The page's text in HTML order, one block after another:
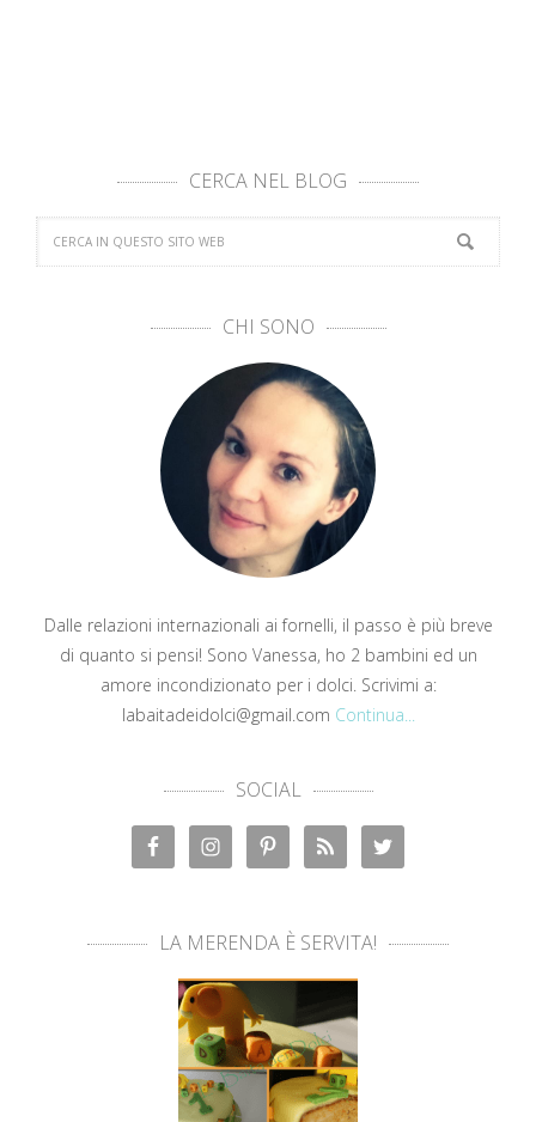
CERCA NEL BLOG
CHI SONO
Dalle relazioni internazionali ai fornelli, il passo è più breve
di quanto si pensi! Sono Vanessa, ho 2 bambini ed un
amore incondizionato per i dolci. Scrivimi a:
labaitadeidolci@gmail.com Continua...
SOCIAL
LA MERENDA È SERVITA!